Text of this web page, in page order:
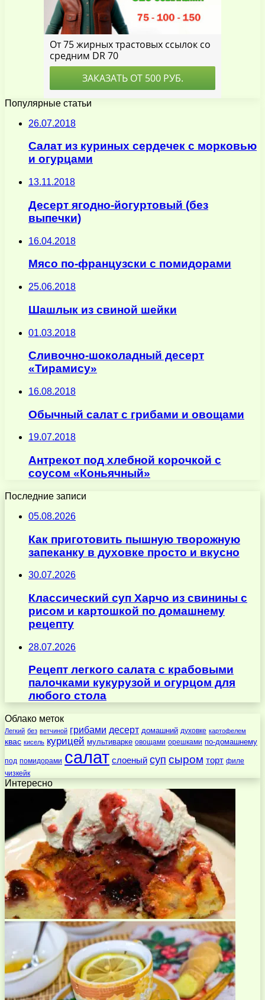
Популярные статьи
26.07.2018
Салат из куриных сердечек с морковью
и огурцами
13.11.2018
Десерт ягодно-йогуртовый (без
выпечки)
16.04.2018
Мясо по-французски с помидорами
25.06.2018
Шашлык из свиной шейки
01.03.2018
Cливочно-шоколадный десерт
«Тирамису»
16.08.2018
Обычный салат с грибами и овощами
19.07.2018
Антрекот под хлебной корочкой с
соусом «Коньячный»
Последние записи
05.08.2026
Как приготовить пышную творожную
запеканку в духовке просто и вкусно
30.07.2026
Классический суп Харчо из свинины с
рисом и картошкой по домашнему
рецепту
28.07.2026
Рецепт легкого салата с крабовыми
палочками кукурузой и огурцом для
любого стола
Облако меток
Легкий без ветчиной грибами десерт домашний духовке картофелем
квас кисель курицей мультиварке овощами орешками по-домашнему
под помидорами салат слоеный суп сыром торт филе
чизкейк
Интересно